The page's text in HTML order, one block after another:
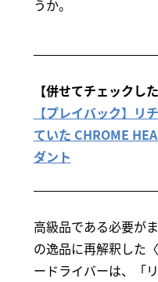
うか。
【併せてチェックした
【プレイバック】リ
ていた CHROME
ダント
高級品である必要が
の逸品に再解釈した
ードライバーは、「